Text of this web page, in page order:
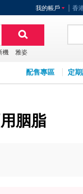
香
我的帳戶
機 雅姿
配售專區 定
胭脂